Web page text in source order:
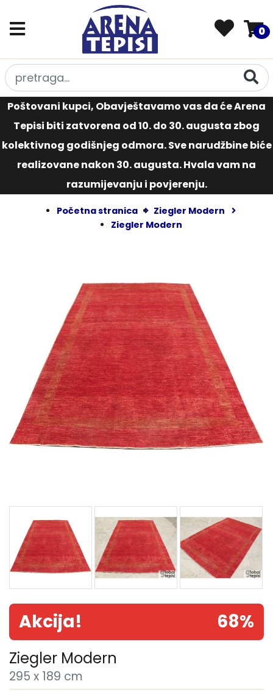
0
Poštovani kupci, Obavještavamo vas da će Arena
Tepisi biti zatvorena od 10. do 30. augusta zbog
kolektivnog godišnjeg odmora. Sve narudžbine biće
realizovane nakon 30. augusta. Hvala vam na
razumijevanju i povjerenju.
Početna stranica
Ziegler Modern
Ziegler Modern
Akcija! 68%
Ziegler Modern
295 x 189 cm